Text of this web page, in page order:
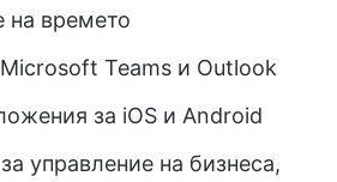
на времето
Teams и Outlook
за iOS и Android
управление на бизнеса,